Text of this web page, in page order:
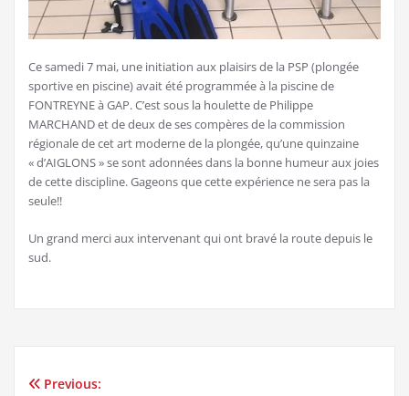
Ce samedi 7 mai, une initiation aux plaisirs de la PSP (plongée
sportive en piscine) avait été programmée à la piscine de
FONTREYNE à GAP. C’est sous la houlette de Philippe
MARCHAND et de deux de ses compères de la commission
régionale de cet art moderne de la plongée, qu’une quinzaine
« d’AIGLONS » se sont adonnées dans la bonne humeur aux joies
de cette discipline. Gageons que cette expérience ne sera pas la
seule!!
Un grand merci aux intervenant qui ont bravé la route depuis le
sud.
Previous: